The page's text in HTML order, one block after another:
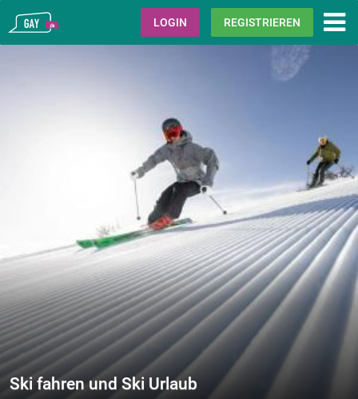
Gay.de LOGIN REGISTRIEREN
Ski fahren und Ski Urlaub